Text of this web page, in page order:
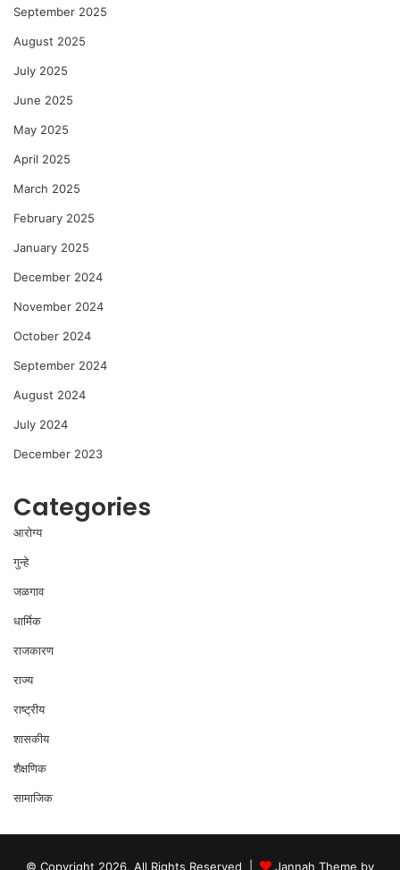
September 2025
August 2025
July 2025
June 2025
May 2025
April 2025
March 2025
February 2025
January 2025
December 2024
November 2024
October 2024
September 2024
August 2024
July 2024
December 2023
Categories
आरोग्य
गुन्हे
जळगाव
धार्मिक
राजकारण
राज्य
राष्ट्रीय
शासकीय
शैक्षणिक
सामाजिक
© Copyright 2026, All Rights Reserved | Jannah Theme by